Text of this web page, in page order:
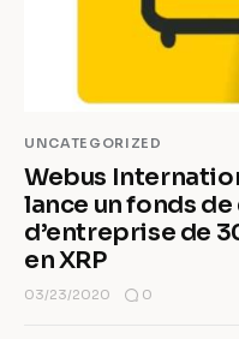
UNCATEGORIZED
Webus
lance un fonds
d’entreprise de
en XRP
03/23/2020 0